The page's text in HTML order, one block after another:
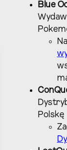
Blue
Na
Polskę